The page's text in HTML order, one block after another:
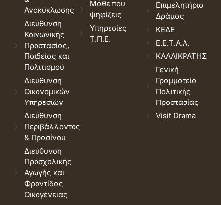
Ανακύκλωσης
Διεύθυνση
Κοινωνικής
Προστασίας,
Παιδείας και
Πολιτισμού
Διεύθυνση
Οικονομικών
Υπηρεσιών
Διεύθυνση
Περιβάλλοντος
& Πρασίνου
Διεύθυνση
Προσχολικής
Αγωγής και
Φροντίδας
Οικογένειας
Μάθε που
ψηφίζεις
Υπηρεσίες
Τ.Π.Ε.
Επιμελητήριο
Δράμας
ΚΕΔΕ
Ε.Ε.Τ.Α.Α.
ΚΑΛΛΙΚΡΑΤΗΣ
Γενική
Γραμματεία
Πολιτικής
Προστασίας
Visit Drama